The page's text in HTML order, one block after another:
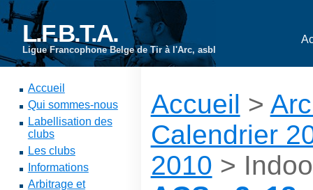
L.F.B.T.A.
Ligue Francophone Belge de Tir à l'Arc, asbl
Accueil
Qui sommes-nous
Labellisation des
clubs
Les clubs
Informations
Arbitrage et
Accueil >
Calendrier
2010 >